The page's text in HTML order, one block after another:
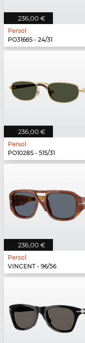
236,00 €
Persol
PO3166S - 24/31
236,00 €
Persol
PO1028S - 515/31
236,00 €
Persol
VINCENT - 96/56